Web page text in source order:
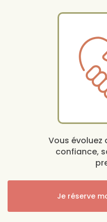
Vous évoluez
confiance,
Je réserve